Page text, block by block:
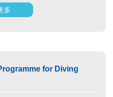
多
for Diving